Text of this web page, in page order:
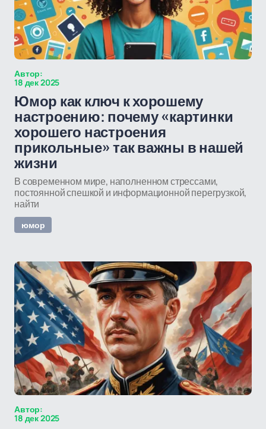
Автор:
18 дек 2025
Юмор как ключ к хорошему
настроению: почему «картинки
хорошего настроения
прикольные» так важны в нашей
жизни
В современном мире, наполненном стрессами,
постоянной спешкой и информационной перегрузкой,
найти
юмор
Автор:
18 дек 2025